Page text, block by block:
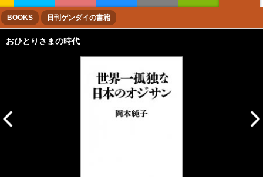
ボートレース 競輪 オートレース
BOOKS 日刊ゲンダイの書籍
おひとりさまの時代